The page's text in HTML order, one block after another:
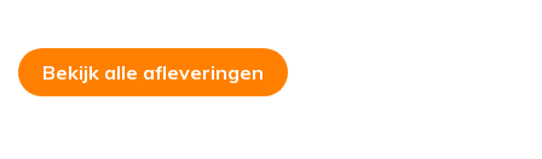
Bekijk alle afleveringen